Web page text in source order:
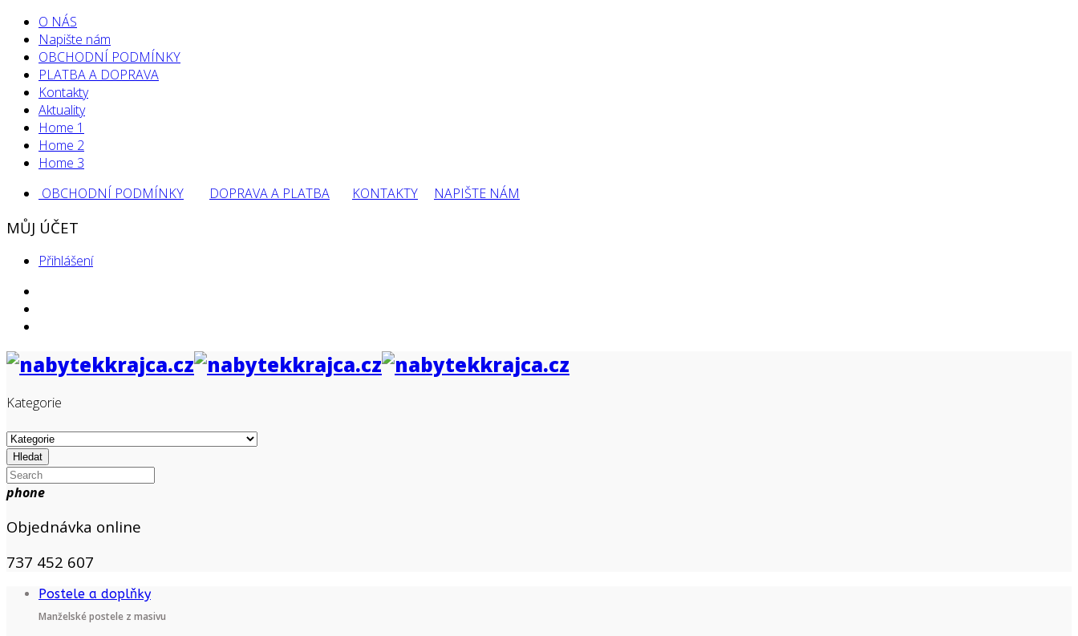
O NÁS
Napište nám
OBCHODNÍ PODMÍNKY
PLATBA A DOPRAVA
Kontakty
Aktuality
Home 1
Home 2
Home 3
OBCHODNÍ PODMÍNKY
DOPRAVA A PLATBA KONTAKTY NAPIŠTE NÁM
MŮJ ÚČET
Přihlášení
Kategorie
Hledat
phone
Objednávka online
737 452 607
Postele a doplňky
Manželské postele z masivu